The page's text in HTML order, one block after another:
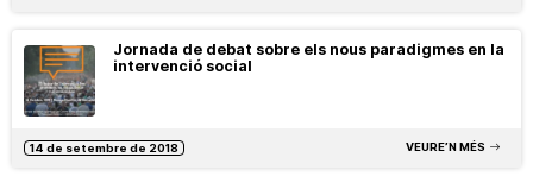
Jornada de debat sobre els nous paradigmes en la
intervenció social
14 de setembre de 2018 VEURE’N MÉS